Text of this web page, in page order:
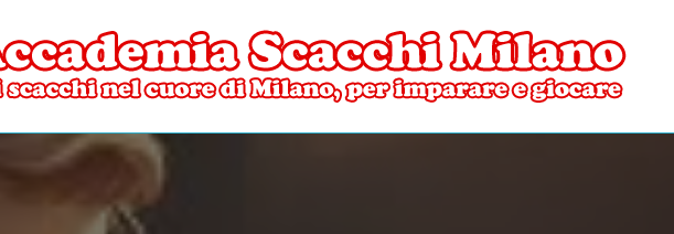
Scacchi Milano
di Milano